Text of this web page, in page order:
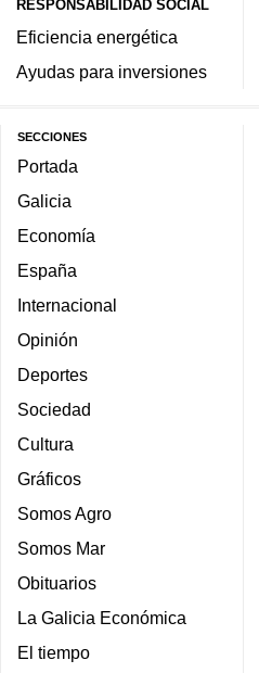
RESPONSABILIDAD SOCIAL
Eficiencia energética
Ayudas para inversiones
SECCIONES
Portada
Galicia
Economía
España
Internacional
Opinión
Deportes
Sociedad
Cultura
Gráficos
Somos Agro
Somos Mar
Obituarios
La Galicia Económica
El tiempo